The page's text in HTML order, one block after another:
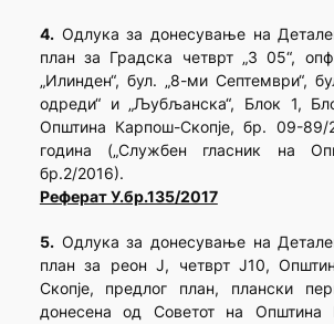
4.Одлука за донесување на
план за Градска четврт „3 05“,
„Илинден“, бул. „8-ми Септември“,
одреди“ и „Љубљанска“, Блок 1,
Општина Карпош-Скопје, бр. 09-89/
година („Службен гласник на
бр.2/2016).
Реферат У.бр.135/2017
5.Одлука за донесување на
план за реон Ј, четврт Ј10,
Скопје, предлог план, плански
донесена од Советот на Општина